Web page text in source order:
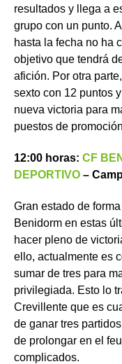
resultados y llega a
grupo con un punto.
hasta la fecha no ha
objetivo que tendrá
afición. Por otra
sexto con 12 puntos
nueva victoria para
puestos de
12:00 horas: CF
DEPORTIVO –
Gran estado de
Benidorm en estas
hacer pleno de
ello, actualmente es
sumar de tres para
privilegiada. Esto lo
Crevillente que es
de ganar tres
de prolongar en el
complicados.